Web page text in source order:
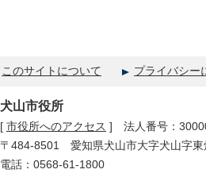
このサイトについて プライバシー
犬山市役所
[ 市役所へのアクセス ] 法人番号：
〒484-8501 愛知県犬山市大字犬山字東
電話：0568-61-1800